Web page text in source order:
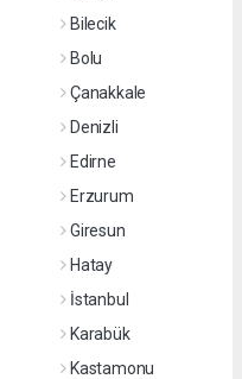
Bilecik
Bolu
Çanakkale
Denizli
Edirne
Erzurum
Giresun
Hatay
İstanbul
Karabük
Kastamonu